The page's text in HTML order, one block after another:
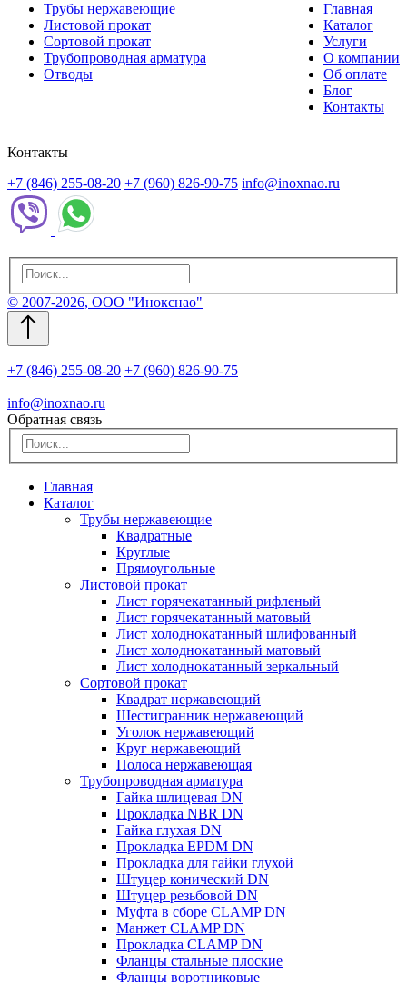
Трубы нержавеющие
Листовой прокат
Сортовой прокат
Трубопроводная арматура
Отводы
Главная
Каталог
Услуги
О компании
Об оплате
Блог
Контакты
Контакты
+7 (846) 255-08-20 +7 (960) 826-90-75 info@inoxnao.ru
© 2007-2026, ООО "Инокснао"
+7 (846) 255-08-20 +7 (960) 826-90-75
info@inoxnao.ru
Обратная связь
Главная
Каталог
Трубы нержавеющие
Квадратные
Круглые
Прямоугольные
Листовой прокат
Лист горячекатанный рифленый
Лист горячекатанный матовый
Лист холоднокатанный шлифованный
Лист холоднокатанный матовый
Лист холоднокатанный зеркальный
Сортовой прокат
Квадрат нержавеющий
Шестигранник нержавеющий
Уголок нержавеющий
Круг нержавеющий
Полоса нержавеющая
Трубопроводная арматура
Гайка шлицевая DN
Прокладка NBR DN
Гайка глухая DN
Прокладка EPDM DN
Прокладка для гайки глухой
Штуцер конический DN
Штуцер резьбовой DN
Муфта в сборе CLAMP DN
Манжет CLAMP DN
Прокладка CLAMP DN
Фланцы стальные плоские
Фланцы воротниковые